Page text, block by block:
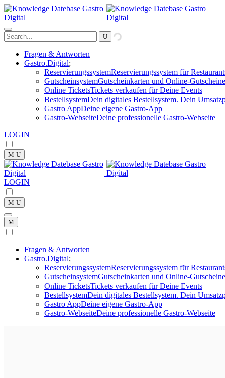
Fragen & Antworten
Gastro.Digital
ReservierungssystemReservierungssystem für
GutscheinsystemGutscheinkarten und Online-
Online TicketsTickets verkaufen für Deine Events
BestellsystemDein digitales Bestellsystem. Dein
Gastro AppDeine eigene Gastro-App
Gastro-WebseiteDeine professionelle Gastro-Webseite
LOGIN
LOGIN
Fragen & Antworten
Gastro.Digital
ReservierungssystemReservierungssystem für
GutscheinsystemGutscheinkarten und Online-
Online TicketsTickets verkaufen für Deine Events
BestellsystemDein digitales Bestellsystem. Dein
Gastro AppDeine eigene Gastro-App
Gastro-WebseiteDeine professionelle Gastro-Webseite